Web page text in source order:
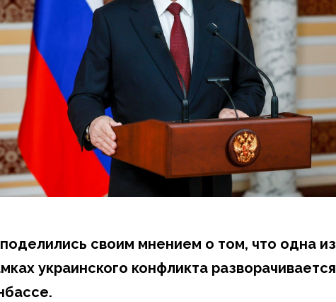
своим мнением о том, что одна из
украинского конфликта разворачивается